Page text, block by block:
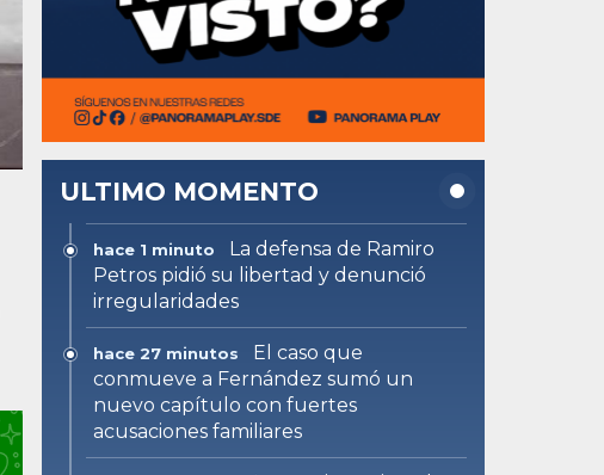
ULTIMO MOMENTO
hace 1 minuto
La defensa de Ramiro
Petros pidió su libertad y denunció
irregularidades
hace 27 minutos
El caso que
conmueve a Fernández sumó un
nuevo capítulo con fuertes
acusaciones familiares